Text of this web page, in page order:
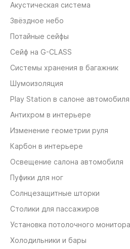
Акустическая система
Звёздное небо
Потайные сейфы
Сейф на G-CLASS
Системы хранения в багажник
Шумоизоляция
Play Station в салоне автомобиля
Антихром в интерьере
Изменение геометрии руля
Карбон в интерьере
Освещение салона автомобиля
Пуфики для ног
Солнцезащитные шторки
Столики для пассажиров
Установка потолочного монитора
Холодильники и бары